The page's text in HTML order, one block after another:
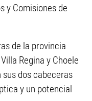
y Comisiones de
de la provincia
Regina y Choele
sus dos cabeceras
y un potencial